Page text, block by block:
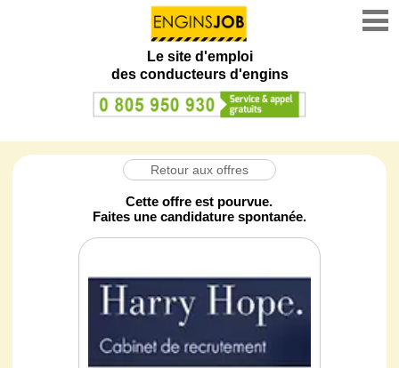
Le site d'emploi
des conducteurs d'engins
Retour aux offres
Cette offre est pourvue.
Faites une candidature spontanée.